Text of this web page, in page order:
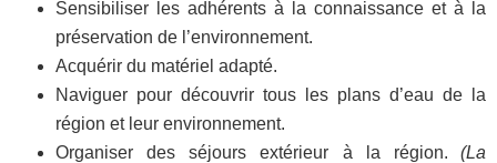
Sensibiliser les adhérents à la connaissance et à la
préservation de l’environnement.
Acquérir du matériel adapté.
Naviguer pour découvrir tous les plans d’eau de la
région et leur environnement.
Organiser des séjours extérieur à la région.
(La